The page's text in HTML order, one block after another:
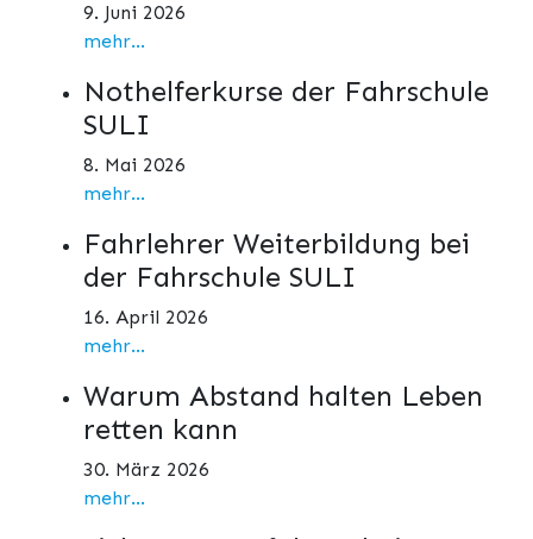
9. Juni 2026
mehr...
Nothelferkurse der Fahrschule
SULI
8. Mai 2026
mehr...
Fahrlehrer Weiterbildung bei
der Fahrschule SULI
16. April 2026
mehr...
Warum Abstand halten Leben
retten kann
30. März 2026
mehr...